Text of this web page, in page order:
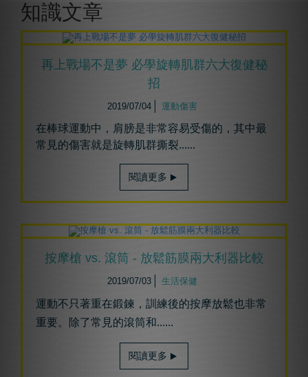
知識文章
再上戰場不是夢 必學旋轉肌群六大復健秘
招
2019/07/04 運動傷害
在棒球運動中，肩膀是非常容易受傷的， 其中最
常見的傷害就是旋轉肌群撕裂......
閱讀更多
按摩槍 vs. 滾筒 - 放鬆筋膜兩大利器比較
2019/07/03 生活保健
運動不只著重在鍛鍊，訓練後的按摩放鬆也非常
重要。除了常見的滾筒和......
閱讀更多